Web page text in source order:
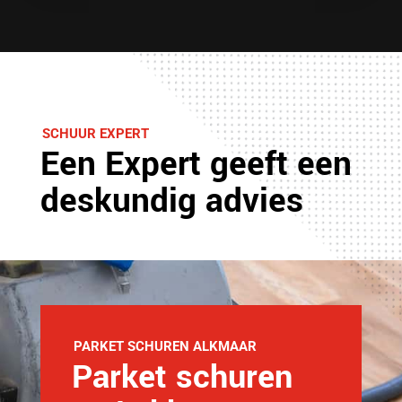
SCHUUR EXPERT
Een Expert geeft een
deskundig advies
PARKET SCHUREN ALKMAAR
Parket schuren